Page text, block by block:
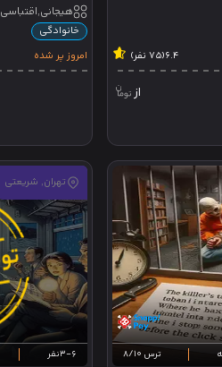
6.4(75 نفر)
از
هیجانی,اقتباسی
خانوادگی
امروز پر شده
ترس 8/10
تهران, شریعتی
3-6نفر